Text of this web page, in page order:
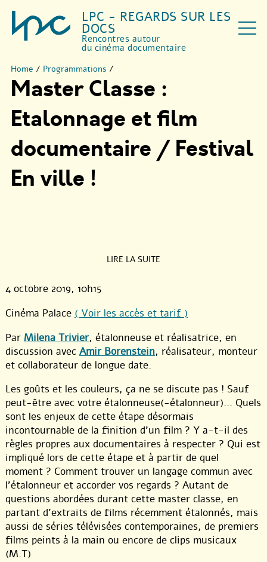
LPC - REGARDS SUR LES
DOCS
Rencontres autour
du cinéma documentaire
Home / Programmations /
Master Classe :
Etalonnage et film
documentaire / Festival
En ville !
LIRE LA SUITE
4 octobre 2019, 10h15
Cinéma Palace ( Voir les accès et tarif )
Par Milena Trivier, étalonneuse et réalisatrice, en
discussion avec Amir Borenstein, réalisateur, monteur
et collaborateur de longue date.
Les goûts et les couleurs, ça ne se discute pas ! Sauf
peut-être avec votre étalonneuse(-étalonneur)… Quels
sont les enjeux de cette étape désormais
incontournable de la finition d’un film ? Y a-t-il des
règles propres aux documentaires à respecter ? Qui est
impliqué lors de cette étape et à partir de quel
moment ? Comment trouver un langage commun avec
l’étalonneur et accorder vos regards ? Autant de
questions abordées durant cette master classe, en
partant d’extraits de films récemment étalonnés, mais
aussi de séries télévisées contemporaines, de premiers
films peints à la main ou encore de clips musicaux
(M.T)